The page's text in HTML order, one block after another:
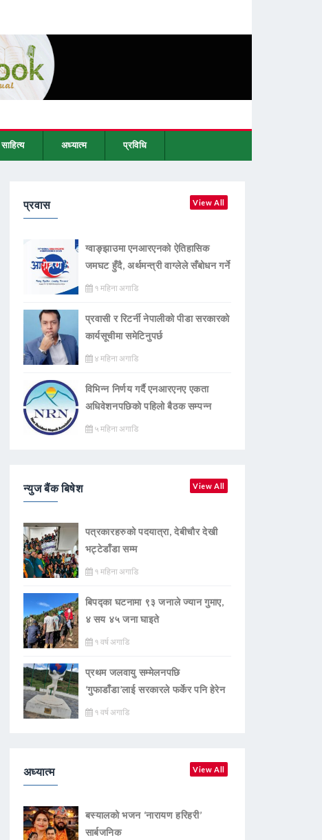
साहित्य अध्यात्म प्रविधि
प्रवास View All
ग्वाङ्झाउमा एनआरएनको ऐतिहासिक
जमघट हुँदै, अर्थमन्त्री वाग्लेले सँबोधन गर्ने
१ महिना अगाडि
प्रवासी र रिटर्नी नेपालीको पीडा सरकारको
कार्यसूचीमा समेटिनुपर्छ
४ महिना अगाडि
विभिन्न निर्णय गर्दै एनआरएनए एकता
अधिवेशनपछिको पहिलो बैठक सम्पन्न
५ महिना अगाडि
न्युज बैंक बिषेश View All
पत्रकारहरुको पदयात्रा, देबीचौर देखी
भट्टेडाँडा सम्म
१ महिना अगाडि
बिपद्का घटनामा ९३ जनाले ज्यान गुमाए,
४ सय ४५ जना घाइते
१ वर्ष अगाडि
प्रथम जलवायु सम्मेलनपछि
‘गुफाडाँडा’लाई सरकारले फर्केर पनि हेरेन
१ वर्ष अगाडि
अध्यात्म View All
बस्यालको भजन ‘नारायण हरिहरी’
सार्बजनिक